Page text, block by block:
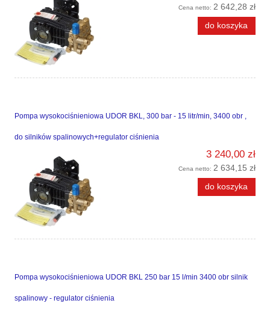
Cena netto: 2 642,28 zł
do koszyka
Pompa wysokociśnieniowa UDOR BKL, 300 bar - 15 litr/min, 3400 obr ,
do silników spalinowych+regulator ciśnienia
3 240,00 zł
Cena netto: 2 634,15 zł
do koszyka
Pompa wysokociśnieniowa UDOR BKL 250 bar 15 l/min 3400 obr silnik
spalinowy - regulator ciśnienia